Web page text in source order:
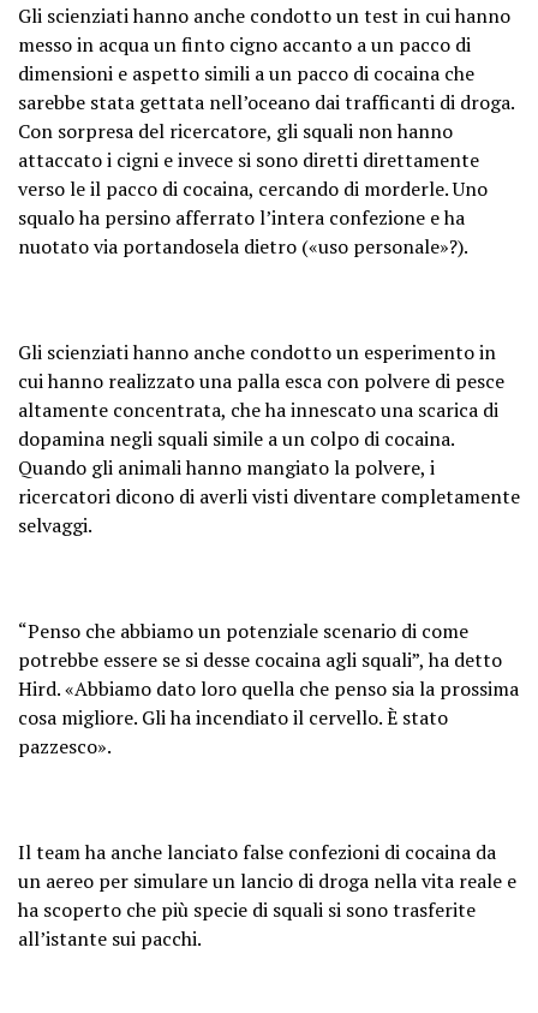
Gli scienziati hanno anche condotto un test in cui hanno
messo in acqua un finto cigno accanto a un pacco di
dimensioni e aspetto simili a un pacco di cocaina che
sarebbe stata gettata nell’oceano dai trafficanti di droga.
Con sorpresa del ricercatore, gli squali non hanno
attaccato i cigni e invece si sono diretti direttamente
verso le il pacco di cocaina, cercando di morderle. Uno
squalo ha persino afferrato l’intera confezione e ha
nuotato via portandosela dietro («uso personale»?).
Gli scienziati hanno anche condotto un esperimento in
cui hanno realizzato una palla esca con polvere di pesce
altamente concentrata, che ha innescato una scarica di
dopamina negli squali simile a un colpo di cocaina.
Quando gli animali hanno mangiato la polvere, i
ricercatori dicono di averli visti diventare completamente
selvaggi.
“Penso che abbiamo un potenziale scenario di come
potrebbe essere se si desse cocaina agli squali”, ha detto
Hird. «Abbiamo dato loro quella che penso sia la prossima
cosa migliore. Gli ha incendiato il cervello. È stato
pazzesco».
Il team ha anche lanciato false confezioni di cocaina da
un aereo per simulare un lancio di droga nella vita reale e
ha scoperto che più specie di squali si sono trasferite
all’istante sui pacchi.